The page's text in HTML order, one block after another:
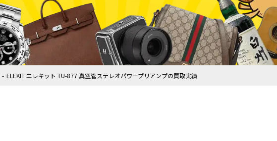
ELEKIT エレキット TU-877 真空管ステレオパワープリアンプの買取実績